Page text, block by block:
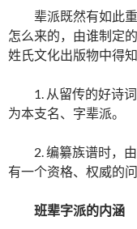
辈派既然有如此
怎么来的，由谁制定
姓氏文化出版物中得
1. 从留传的好诗
为本支名、字辈派。
2. 编纂族谱时，
有一个资格、权威的问
班辈字派的内涵